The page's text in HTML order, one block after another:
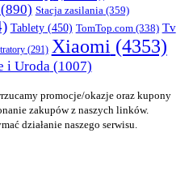
Stacja zasilania (359)
Tablety(450) TomTop.com(338) Tv
(291) Xiaomi (4353)
i Uroda (1007)
promocje/okazje oraz kupony
zakupów z naszych linków.
działanie naszego serwisu.